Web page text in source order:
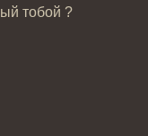
тобой ?